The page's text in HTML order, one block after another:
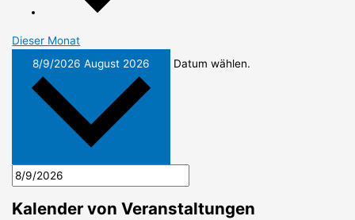
Dieser Monat
8/9/2026August 2026 Datum wählen.
Kalender von Veranstaltungen